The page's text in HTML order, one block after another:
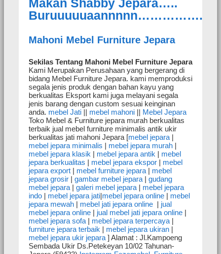
Makan Shabby Jepara…..
Buruuuuuaannnnn…………….
Mahoni Mebel Furniture Jepara
Sekilas Tentang Mahoni Mebel Furniture Jepara
Kami Merupakan Perusahaan yang bergerang di
bidang Mebel Furniture Jepara. kami memproduksi
segala jenis produk dengan bahan kayu yang
berkualitas Eksport kami juga melayani segala
jenis barang dengan custom sesuai keinginan
anda. mebel Jati || mebel mahoni || Mebel Jepara
Toko Mebel & Furniture jepara murah berkualitas
terbaik jual mebel furniture minimalis antik ukir
berkualitas jati mahoni Jepara [mebel jepara |
mebel jepara minimalis | mebel jepara murah |
mebel jepara klasik | mebel jepara antik | mebel
jepara berkualitas | mebel jepara ekspor | mebel
jepara export | mebel furniture jepara | mebel
jepara grosir | gambar mebel jepara | gudang
mebel jepara | galeri mebel jepara | mebel jepara
indo | mebel jepara jati|mebel jepara online | mebel
jepara mewah | mebel jati jepara online | jual
mebel jepara online | jual mebel jati jepara online |
mebel jepara sofa | mebel jepara terpercaya |
furniture jepara terbaik | mebel jepara ukiran |
mebel jepara ukir jepara ] Alamat : Jl.Kampoeng
Sembada Ukir Ds.Petekeyan 10/02 Tahunan-